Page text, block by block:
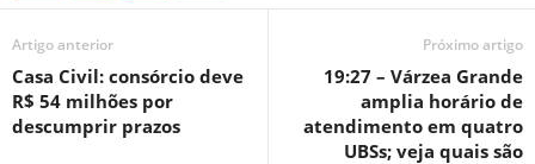
Artigo anterior
Casa Civil: consórcio deve
R$ 54 milhões por
descumprir prazos
Próximo artigo
19:27 – Várzea Grande
amplia horário de
atendimento em quatro
UBSs; veja quais são